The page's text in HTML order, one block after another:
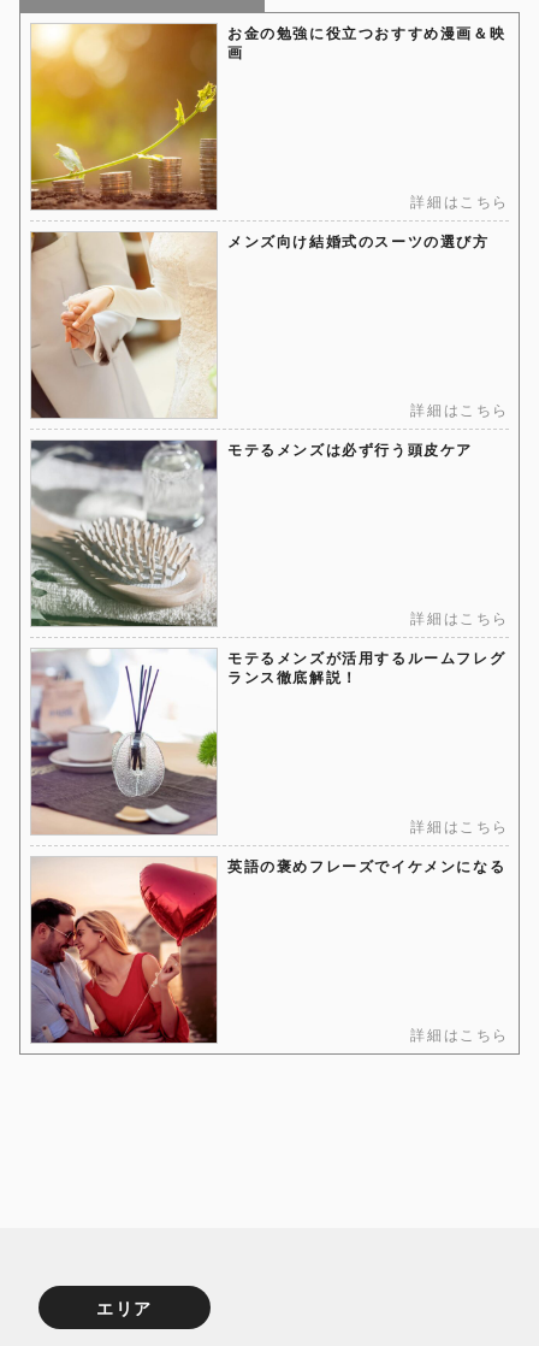
お金の勉強に役立つおすすめ漫画＆映
画
詳細はこちら
メンズ向け結婚式のスーツの選び方
詳細はこちら
モテるメンズは必ず行う頭皮ケア
詳細はこちら
モテるメンズが活用するルームフレグ
ランス徹底解説！
詳細はこちら
英語の褒めフレーズでイケメンになる
詳細はこちら
エリア